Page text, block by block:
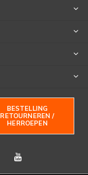
BESTELLING
RETOURNEREN /
HERROEPEN